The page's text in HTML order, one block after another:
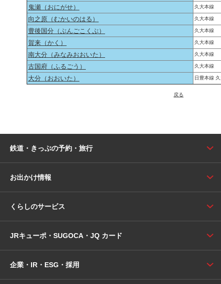
鬼瀬（おにがせ） 久大本線
向之原（むかいのはる） 久大本線
豊後国分（ぶんごこくぶ） 久大本線
賀来（かく） 久大本線
南大分（みなみおおいた） 久大本線
古国府（ふるごう） 久大本線
大分（おおいた） 日豊本線
戻る
鉄道・きっぷの予約・旅行
お出かけ情報
くらしのサービス
JRキューポ・SUGOCA・JQ カード
企業・IR・ESG・採用